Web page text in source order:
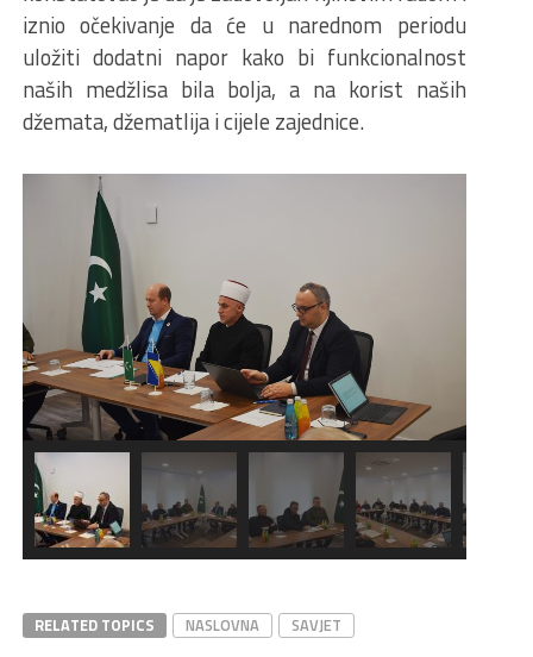
iznio očekivanje da će u narednom periodu
uložiti dodatni napor kako bi funkcionalnost
naših medžlisa bila bolja, a na korist naših
džemata, džematlija i cijele zajednice.
RELATED TOPICS NASLOVNA SAVJET